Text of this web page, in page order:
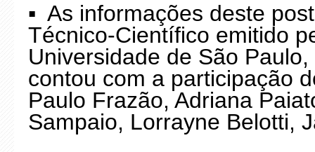
▪️ As informações deste
Técnico-Científico emitido
Universidade de São
contou com a participação
Paulo Frazão, Adriana
Sampaio, Lorrayne Belotti,